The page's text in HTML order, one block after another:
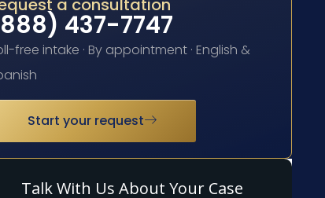
a consultation
437-7747
free intake · By appointment · English &
Start your request